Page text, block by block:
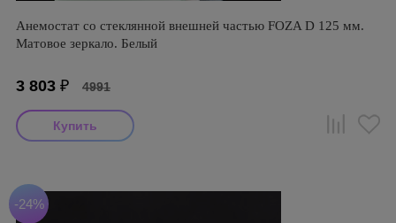
Анемостат со стеклянной внешней частью FOZA D 125 мм.
Матовое зеркало. Белый
3 803 ₽ 4991
-24%